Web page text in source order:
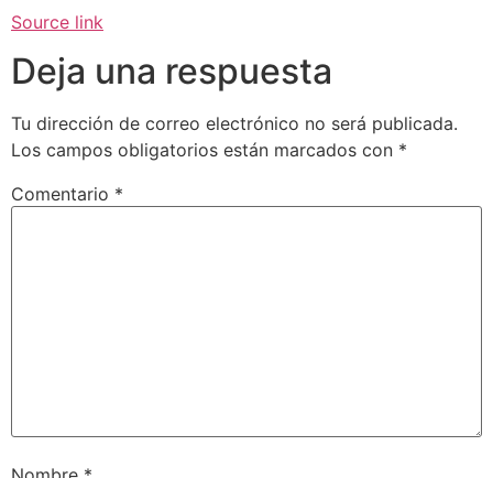
Source link
Deja una respuesta
Tu dirección de correo electrónico no será publicada.
Los campos obligatorios están marcados con *
Comentario *